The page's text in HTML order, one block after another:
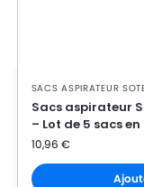
SOTECO
SOTECO
SOTECO
SACS ASPIRATEUR
Sacs aspirateur
– Lot de 5 sacs
10,96 €